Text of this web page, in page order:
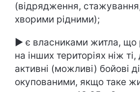
(відрядження,
хворими рідними);
► є власниками житла, що
на інших територіях ніж
активні (можливі) бойові
окупованими, якщо таке